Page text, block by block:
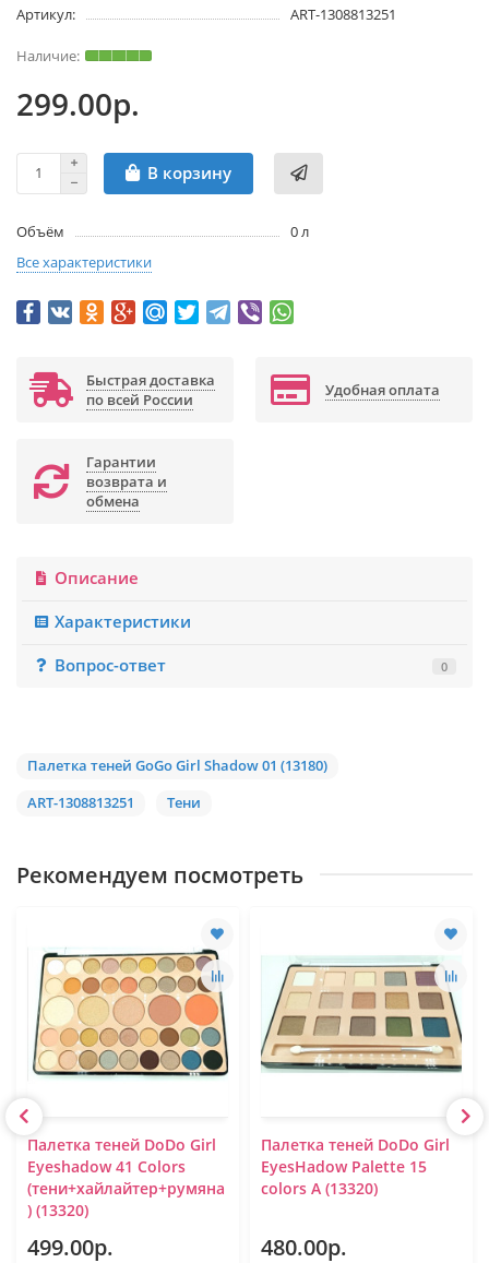
Артикул:
ART-1308813251
299.00р.
В корзину
Объём
0 л
Все характеристики
Быстрая доставка
по всей России
Удобная оплата
Гарантии
возврата и
обмена
Описание
Характеристики
Вопрос-ответ
0
Палетка теней GoGo Girl Shadow 01 (13180)
ART-1308813251
Тени
Рекомендуем посмотреть
Палетка теней DoDo Girl
Eyeshadow 41 Colors
(тени+хайлайтер+румяна
) (13320)
499.00р.
Палетка теней DoDo Girl
EyesHadow Palette 15
colors A (13320)
480.00р.